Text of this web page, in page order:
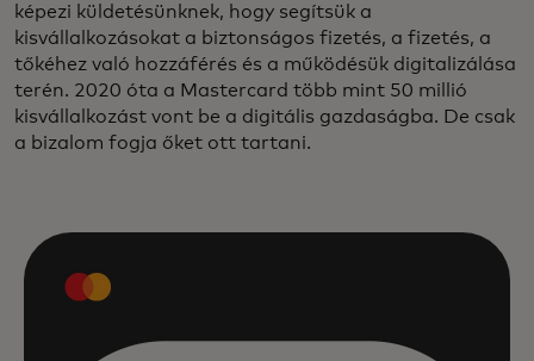
képezi küldetésünknek, hogy segítsük a
kisvállalkozásokat a biztonságos fizetés, a fizetés, a
tőkéhez való hozzáférés és a működésük digitalizálása
terén. 2020 óta a Mastercard több mint 50 millió
kisvállalkozást vont be a digitális gazdaságba. De csak
a bizalom fogja őket ott tartani.